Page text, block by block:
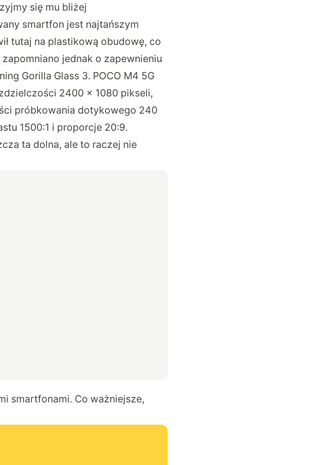
się mu bliżej
smartfon jest najtańszym
tutaj na plastikową obudowę, co
jednak o zapewnieniu
Gorilla Glass 3. POCO M4 5G
2400 × 1080 pikseli,
próbkowania dotykowego 240
1500:1 i proporcje 20:9.
ta dolna, ale to raczej nie
smartfonami. Co ważniejsze,